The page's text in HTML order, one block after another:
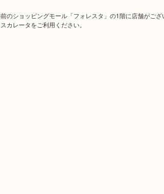
のショッピングモール「フォレスタ」の1階に店舗がござ
レータをご利用ください。